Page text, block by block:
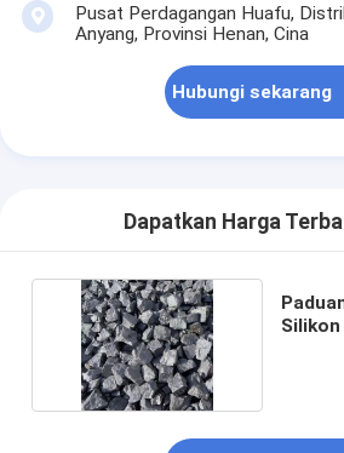
Pusat Perdagangan Huafu,
Anyang, Provinsi Henan, Cina
Hubungi sekarang
Dapatkan Harga